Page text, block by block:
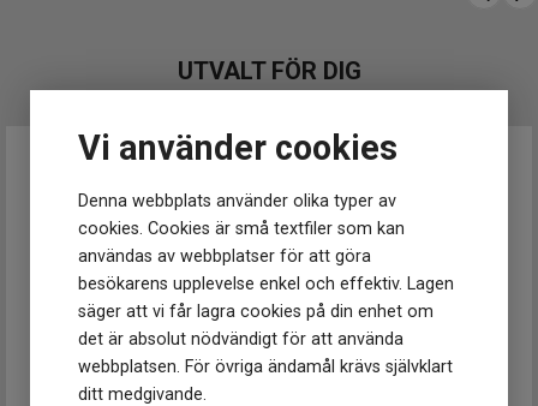
Vi använder cookies
Denna webbplats använder olika typer av
cookies. Cookies är små textfiler som kan
användas av webbplatser för att göra
besökarens upplevelse enkel och effektiv. Lagen
säger att vi får lagra cookies på din enhet om
det är absolut nödvändigt för att använda
webbplatsen. För övriga ändamål krävs självklart
ditt medgivande.
Mårtenssons Ur & Guld Halmstad
UTVALT FÖR DIG